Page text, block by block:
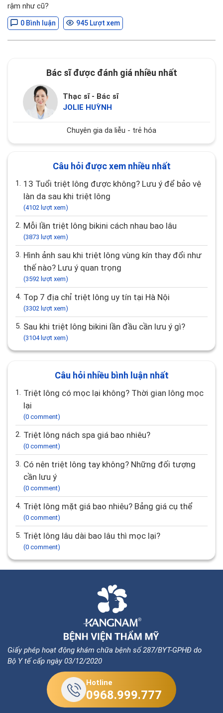
rậm như cũ?
0 Bình luận 945 Lượt xem
Bác sĩ được đánh giá nhiều nhất
Thạc sĩ - Bác sĩ
JOLIE HUỲNH
Chuyên gia da liễu - trẻ hóa
Câu hỏi được xem nhiều nhất
1. 13 Tuổi triệt lông được không? Lưu ý để bảo vệ
làn da sau khi triệt lông
(4102 lượt xem)
2. Mỗi lần triệt lông bikini cách nhau bao lâu
(3873 lượt xem)
3. Hình ảnh sau khi triệt lông vùng kín thay đổi như
thế nào? Lưu ý quan trọng
(3592 lượt xem)
4. Top 7 địa chỉ triệt lông uy tín tại Hà Nội
(3302 lượt xem)
5. Sau khi triệt lông bikini lần đầu cần lưu ý gì?
(3104 lượt xem)
Câu hỏi nhiều bình luận nhất
1. Triệt lông có mọc lại không? Thời gian lông mọc
lại
(0 comment)
2. Triệt lông nách spa giá bao nhiêu?
(0 comment)
3. Có nên triệt lông tay không? Những đối tượng
cần lưu ý
(0 comment)
4. Triệt lông mặt giá bao nhiêu? Bảng giá cụ thể
(0 comment)
5. Triệt lông lâu dài bao lâu thì mọc lại?
(0 comment)
Giấy phép hoạt động khám chữa bệnh số 287/BYT-GPHĐ do
Bộ Y tế cấp ngày 03/12/2020
Hotline
0968.999.777